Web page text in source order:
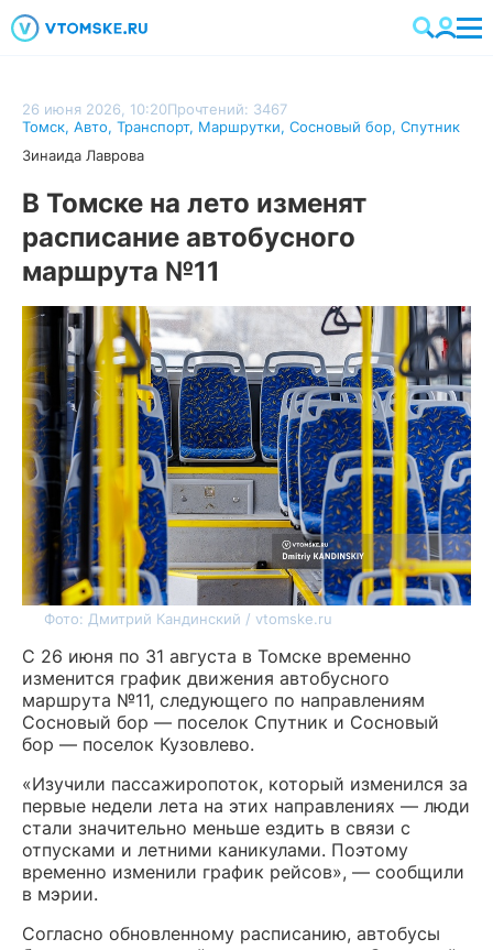
26 июня 2026, 10:20Прочтений: 3467
Томск, Авто, Транспорт, Маршрутки, Сосновый бор, Спутник
Зинаида Лаврова
В Томске на лето изменят
расписание автобусного
маршрута №11
Фото: Дмитрий Кандинский / vtomske.ru
С 26 июня по 31 августа в Томске временно
изменится график движения автобусного
маршрута №11, следующего по направлениям
Сосновый бор — поселок Спутник и Сосновый
бор — поселок Кузовлево.
«Изучили пассажиропоток, который изменился за
первые недели лета на этих направлениях — люди
стали значительно меньше ездить в связи с
отпусками и летними каникулами. Поэтому
временно изменили график рейсов», — сообщили
в мэрии.
Согласно обновленному расписанию, автобусы